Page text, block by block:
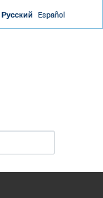
Русский Español